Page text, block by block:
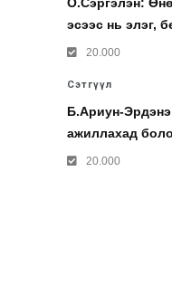
эсээс нь элэг,
20.000
Сэтгүүл
Б.Ариун-
ажиллахад
20.000